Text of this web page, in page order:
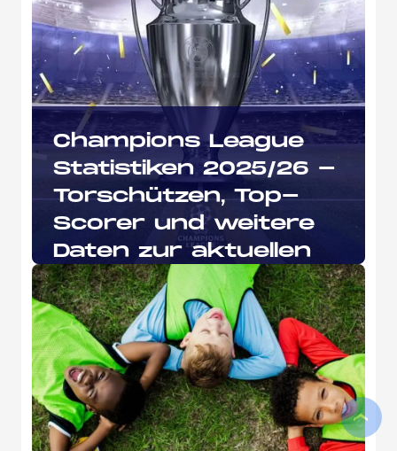
›
Champions League
Statistiken 2025/26 -
Torschützen, Top-
Scorer und weitere
Daten zur aktuellen
Saison